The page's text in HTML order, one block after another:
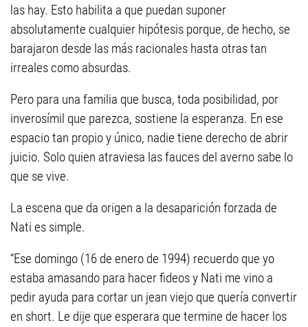
las hay. Esto habilita a que puedan suponer
absolutamente cualquier hipótesis porque, de hecho, se
barajaron desde las más racionales hasta otras tan
irreales como absurdas.
Pero para una familia que busca, toda posibilidad, por
inverosímil que parezca, sostiene la esperanza. En ese
espacio tan propio y único, nadie tiene derecho de abrir
juicio. Solo quien atraviesa las fauces del averno sabe lo
que se vive.
La escena que da origen a la desaparición forzada de
Nati es simple.
“Ese domingo (16 de enero de 1994) recuerdo que yo
estaba amasando para hacer fideos y Nati me vino a
pedir ayuda para cortar un jean viejo que quería convertir
en short. Le dije que esperara que termine de hacer los